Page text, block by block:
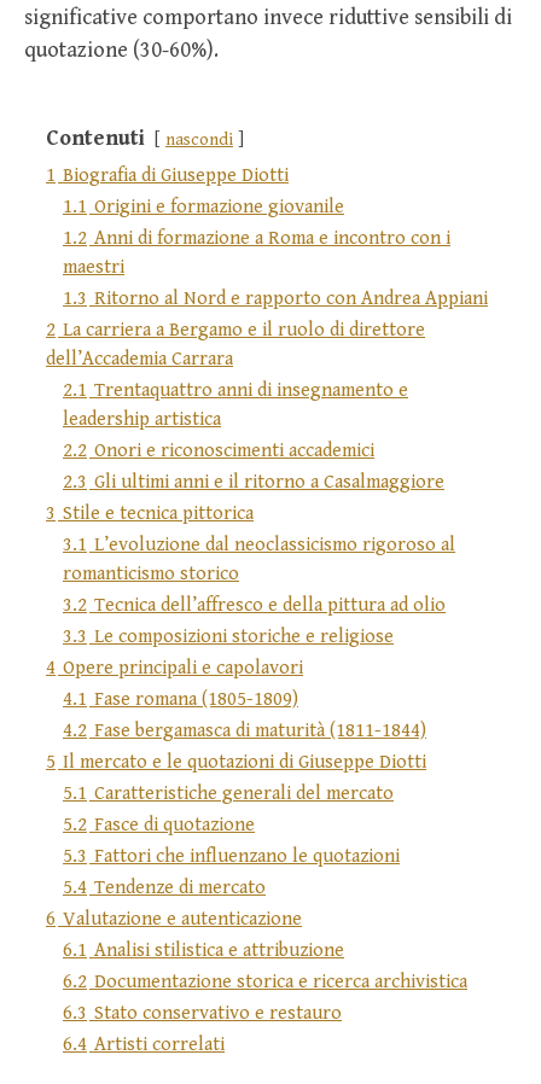
significative comportano invece riduttive sensibili di
quotazione (30-60%).
Contenuti nascondi
1 Biografia di Giuseppe Diotti
1.1 Origini e formazione giovanile
1.2 Anni di formazione a Roma e incontro con i
maestri
1.3 Ritorno al Nord e rapporto con Andrea Appiani
2 La carriera a Bergamo e il ruolo di direttore
dell’Accademia Carrara
2.1 Trentaquattro anni di insegnamento e
leadership artistica
2.2 Onori e riconoscimenti accademici
2.3 Gli ultimi anni e il ritorno a Casalmaggiore
3 Stile e tecnica pittorica
3.1 L’evoluzione dal neoclassicismo rigoroso al
romanticismo storico
3.2 Tecnica dell’affresco e della pittura ad olio
3.3 Le composizioni storiche e religiose
4 Opere principali e capolavori
4.1 Fase romana (1805-1809)
4.2 Fase bergamasca di maturità (1811-1844)
5 Il mercato e le quotazioni di Giuseppe Diotti
5.1 Caratteristiche generali del mercato
5.2 Fasce di quotazione
5.3 Fattori che influenzano le quotazioni
5.4 Tendenze di mercato
6 Valutazione e autenticazione
6.1 Analisi stilistica e attribuzione
6.2 Documentazione storica e ricerca archivistica
6.3 Stato conservativo e restauro
6.4 Artisti correlati